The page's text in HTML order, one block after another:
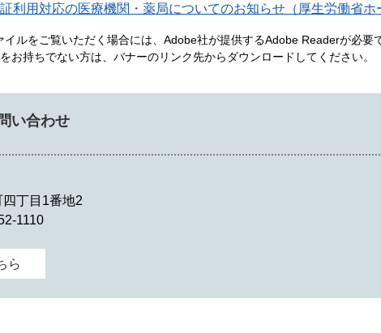
利用対応の医療機関・薬局についてのお知らせ（厚生労働省ホ
イルをご覧いただく場合には、Adobe社が提供するAdobe Readerが必要
お持ちでない方は、バナーのリンク先からダウンロードしてください。
い合わせ
丁目1番地2
1110
ら